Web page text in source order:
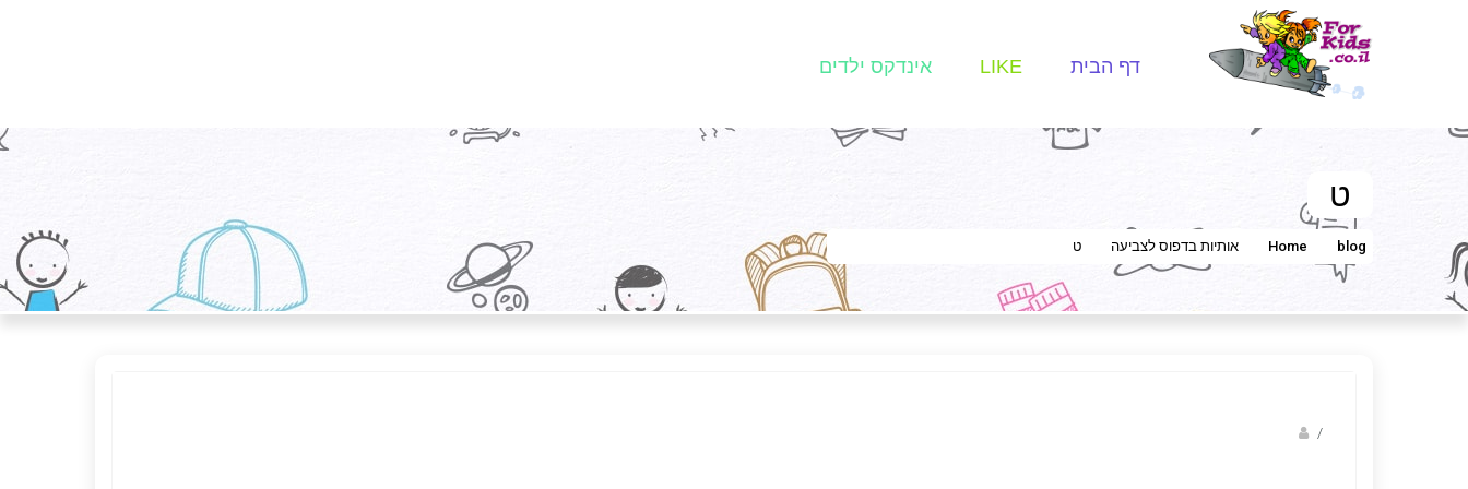
דף הבית LIKE אינדקס ילדים
ט
Home blog אותיות בדפוס לצביעה ט
/